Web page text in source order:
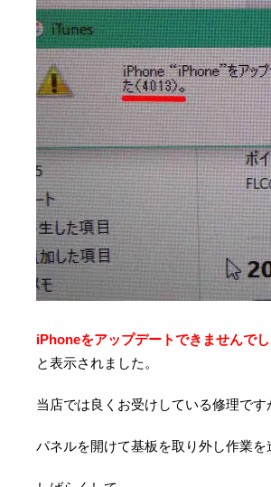
iPhoneをアップデートできませんで
と表示されました。
当店では良くお受けしている修理です
パネルを開けて基板を取り外し作業を